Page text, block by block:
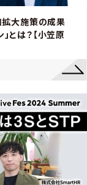
拡大施策の成果
とは？【小笠原